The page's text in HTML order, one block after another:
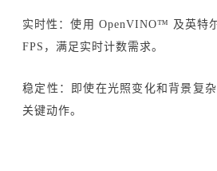
实时性：使用 OpenVINO™ 及英特
FPS，满足实时计数需求。
稳定性：即使在光照变化和背景复
关键动作。